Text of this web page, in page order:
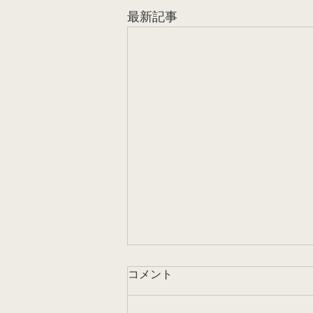
最新記事
家賃上昇
調べによると、今年5月から6月
コメント